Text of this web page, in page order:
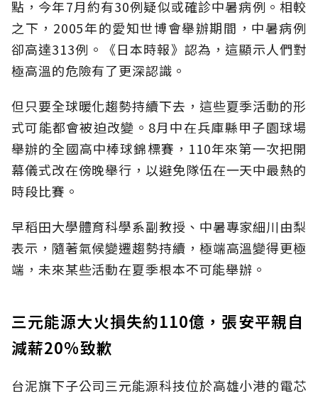
點，今年7月約有30例疑似或確診中暑病例。相較
之下，2005年的愛知世博會舉辦期間，中暑病例
卻高達313例。《日本時報》認為，這顯示人們對
極高溫的危險有了更深認識。
但只要全球暖化趨勢持續下去，這些夏季活動的形
式可能都會被迫改變。8月中在兵庫縣甲子園球場
舉辦的全國高中棒球錦標賽，110年來第一次把開
幕儀式改在傍晚舉行，以避免隊伍在一天中最熱的
時段比賽。
早稻田大學體育科學系副教授、中暑專家細川由梨
表示，隨著氣候變遷趨勢持續，極端高溫變得更極
端，未來某些活動在夏季根本不可能舉辦。
三元能源大火損失約110億，張安平親自
減薪20%致歉
台泥旗下子公司三元能源科技位於高雄小港的電芯